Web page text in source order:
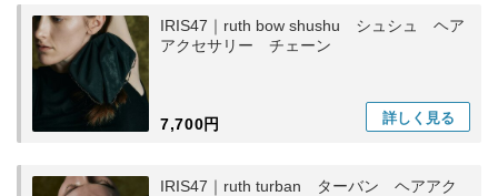
IRIS47｜ruth bow shushu シュシュ ヘア
アクセサリー チェーン
7,700円 詳しく 見る
IRIS47｜ruth turban ターバン ヘアアク